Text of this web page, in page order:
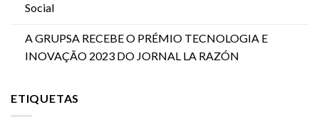
Social
A GRUPSA RECEBE O PRÉMIO TECNOLOGIA E
INOVAÇÃO 2023 DO JORNAL LA RAZÓN
ETIQUETAS